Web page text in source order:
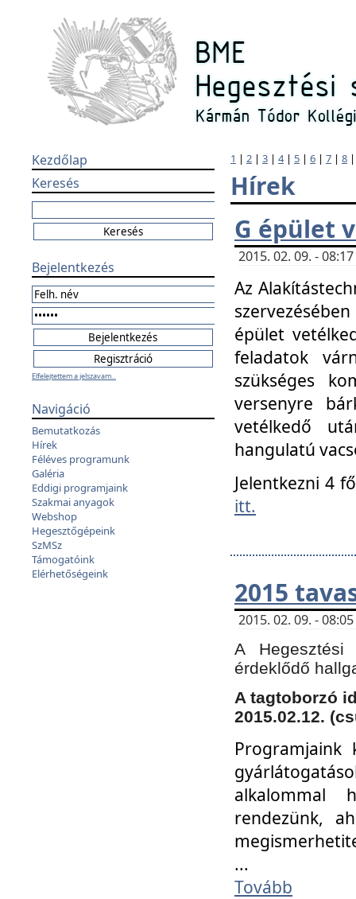
Kezdőlap
Keresés
Bejelentkezés
Elfelejtettem a jelszavam...
Navigáció
Bemutatkozás
Hírek
Féléves programunk
Galéria
Eddigi programjaink
Szakmai anyagok
Webshop
Hegesztőgépeink
SzMSz
Támogatóink
Elérhetőségeink
1 | 2 | 3 | 4| 5 | 6 | 7 | 8
Hírek
G épület
2015. 02. 09. -
Az
épület
feladatok
szükséges
versenyre
vetélkedő
hangulatú
Jelentkezni 4
itt.
2015
2015. 02. 09. -
A
érdeklődő
A tagtoborzó
2015.02.12.
Programjaink
alkalommal
rendezünk,
...
Tovább